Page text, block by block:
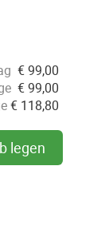
€99,00
€99,00
€ 118,80
legen